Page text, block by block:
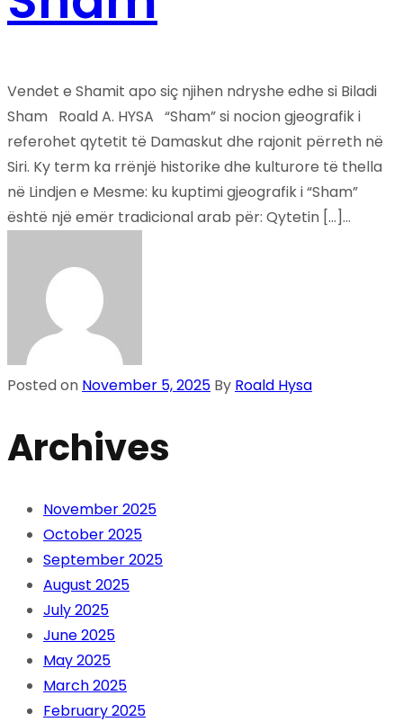
Vendet e Shamit apo siç njihen ndryshe edhe si Biladi
Sham Roald A. HYSA “Sham” si nocion gjeografik i
referohet qytetit të Damaskut dhe rajonit përreth në
Siri. Ky term ka rrënjë historike dhe kulturore të thella
në Lindjen e Mesme: ku kuptimi gjeografik i “Sham”
është një emër tradicional arab për: Qytetin […]...
Posted on November 5, 2025 By Roald Hysa
Archives
November 2025
October 2025
September 2025
August 2025
July 2025
June 2025
May 2025
March 2025
February 2025